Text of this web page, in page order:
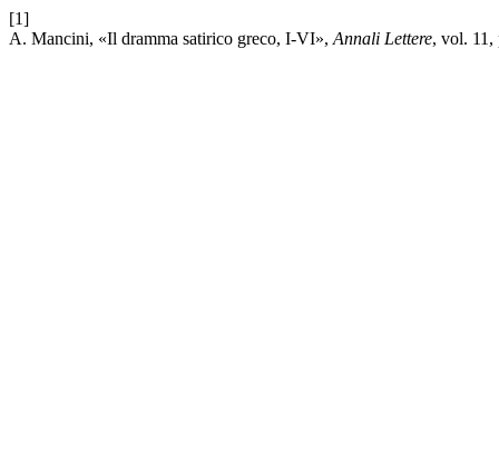
[1]
A. Mancini, «Il dramma satirico greco, I-VI», Annali Lettere, vol. 11,